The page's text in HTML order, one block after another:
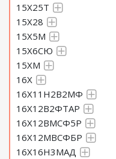
15Х25Т
15Х28
15Х5М
15Х6СЮ
15ХМ
16Х
16Х11Н2В2МФ
16Х12В2ФТАР
16Х12ВМСФ5Р
16Х12МВСФБР
16Х16Н3МАД